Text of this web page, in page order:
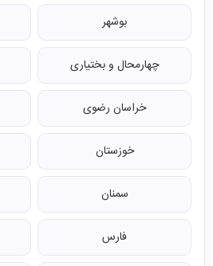
بوشهر
چهارمحال و بختیاری
خراسان رضوی
خوزستان
سمنان
فارس